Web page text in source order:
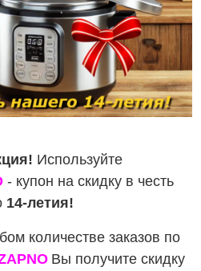
Используйте
- купон на скидку в честь
14-летия!
количестве заказов по
Вы получите скидку